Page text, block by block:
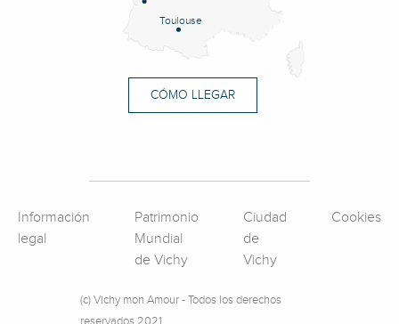
Toulouse
CÓMO LLEGAR
Información
legal
Patrimonio
Mundial
de Vichy
Ciudad
de
Vichy
Cookies
(c) Vichy mon Amour - Todos los derechos